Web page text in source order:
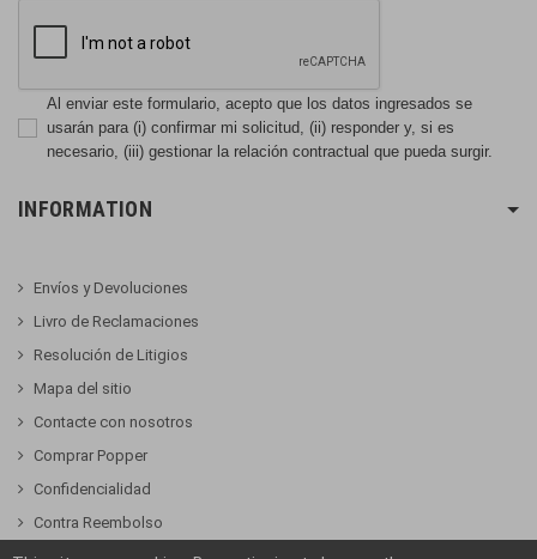
Al enviar este formulario, acepto que los datos ingresados se
usarán para (i) confirmar mi solicitud, (ii) responder y, si es
necesario, (iii) gestionar la relación contractual que pueda surgir.
INFORMATION
Envíos y Devoluciones
Livro de Reclamaciones
Resolución de Litigios
Mapa del sitio
Contacte con nosotros
Comprar Popper
Confidencialidad
Contra Reembolso